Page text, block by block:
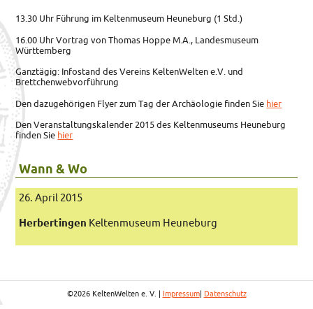
13.30 Uhr Führung im Keltenmuseum Heuneburg (1 Std.)
16.00 Uhr Vortrag von Thomas Hoppe M.A., Landesmuseum
Württemberg
Ganztägig: Infostand des Vereins KeltenWelten e.V. und
Brettchenwebvorführung
Den dazugehörigen Flyer zum Tag der Archäologie finden Sie hier
Den Veranstaltungskalender 2015 des Keltenmuseums Heuneburg
finden Sie hier
Wann & Wo
26. April 2015
Herbertingen Keltenmuseum Heuneburg
©2026 KeltenWelten e. V. | Impressum| Datenschutz